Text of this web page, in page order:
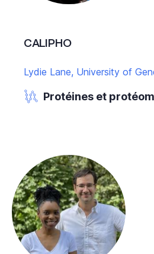
CALIPHO
Lydie Lane, University of
Protéines et